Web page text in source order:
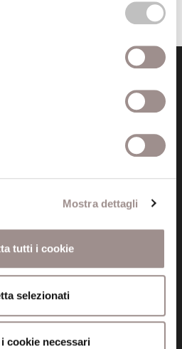
Mostra dettagli
tutti i cookie
selezionati
cookie necessari
Carlo 5
00641060363
(PEC)